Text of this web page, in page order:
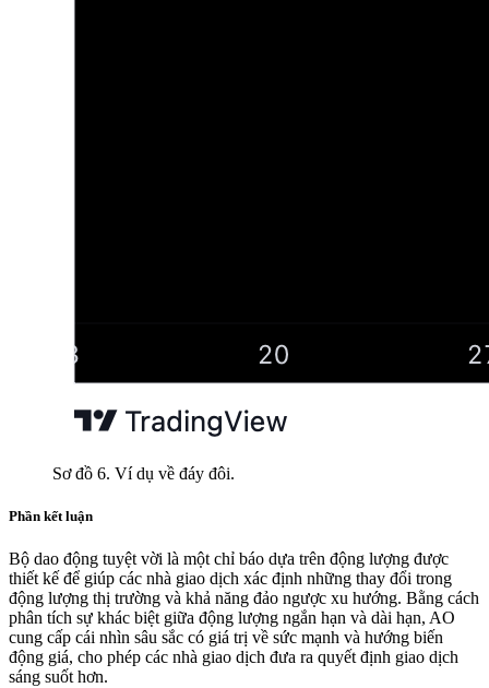
Sơ đồ 6. Ví dụ về đáy đôi.
Phần kết luận
Bộ dao động tuyệt vời là một chỉ báo dựa trên động lượng được
thiết kế để giúp các nhà giao dịch xác định những thay đổi trong
động lượng thị trường và khả năng đảo ngược xu hướng. Bằng cách
phân tích sự khác biệt giữa động lượng ngắn hạn và dài hạn, AO
cung cấp cái nhìn sâu sắc có giá trị về sức mạnh và hướng biến
động giá, cho phép các nhà giao dịch đưa ra quyết định giao dịch
sáng suốt hơn.